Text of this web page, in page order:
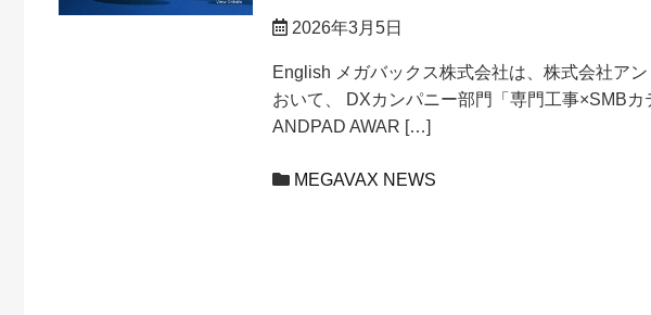
2026年3月5日
English メガバックス株式会社は、株式会社ア
おいて、 DXカンパニー部門「専門工事×SMBカ
ANDPAD AWAR […]
MEGAVAX NEWS